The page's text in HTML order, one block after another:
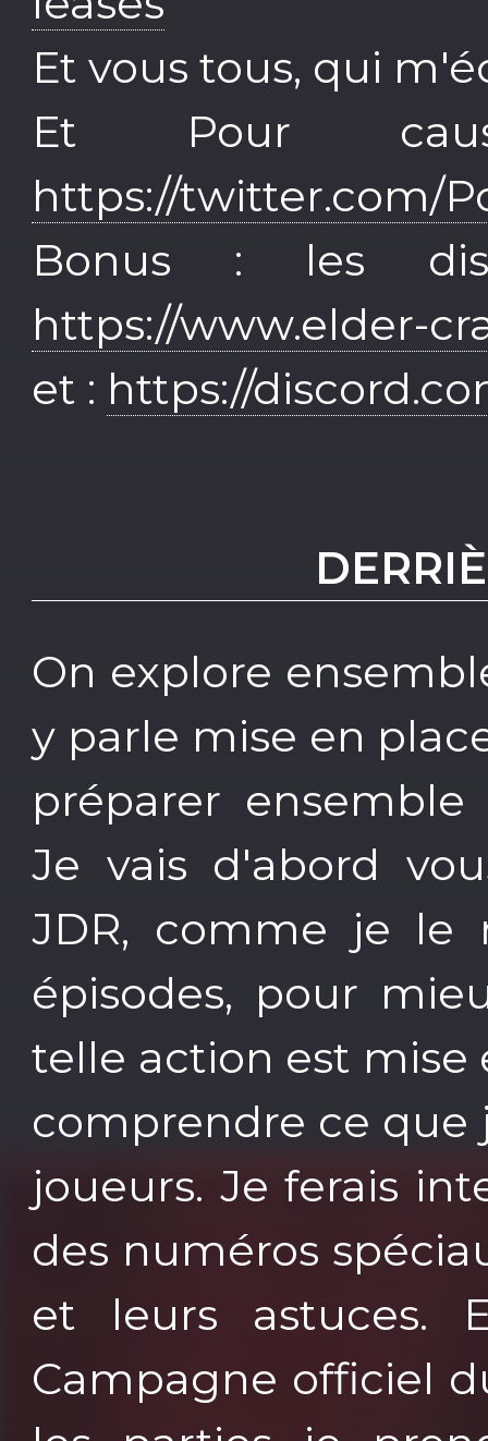
Et vous tous, qui
Et Pour
https://twitter.com/
Bonus : les
https://www.elder-
et : https://
On explore
y parle mise en
préparer
Je vais d'abord
JDR, comme je le
épisodes, pour
telle action est
comprendre ce que
joueurs. Je ferais
des numéros
et leurs astuces.
Campagne officiel